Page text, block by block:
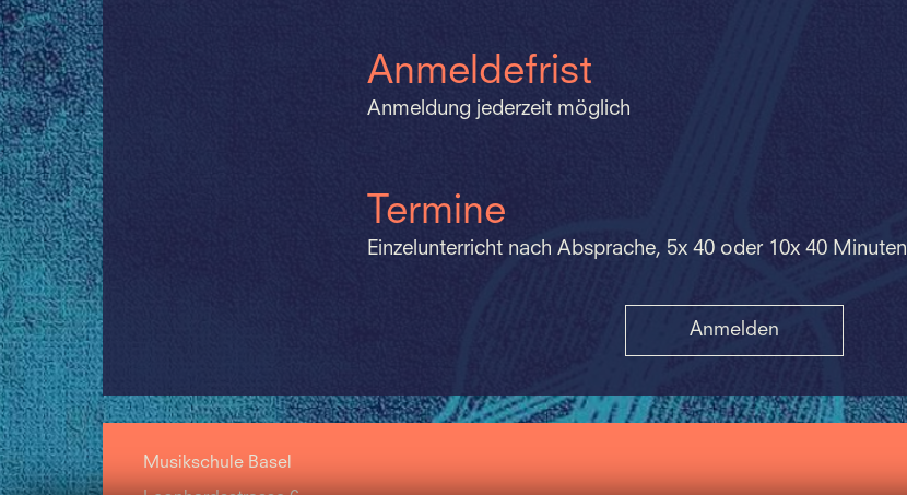
Anmeldefrist
Anmeldung jederzeit möglich
Termine
Einzelunterricht nach Absprache, 5x 40 oder 10x 40 Minuten
Anmelden
Musikschule Basel